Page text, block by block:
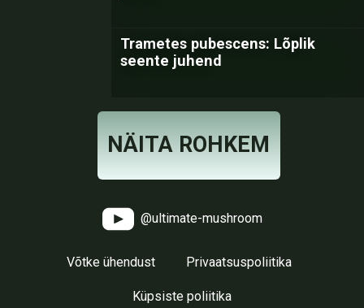
Trametes pubescens: Lõplik
seente juhend
NÄITA ROHKEM
@ultimate-mushroom
Võtke ühendust Privaatsuspoliitika
Küpsiste poliitika